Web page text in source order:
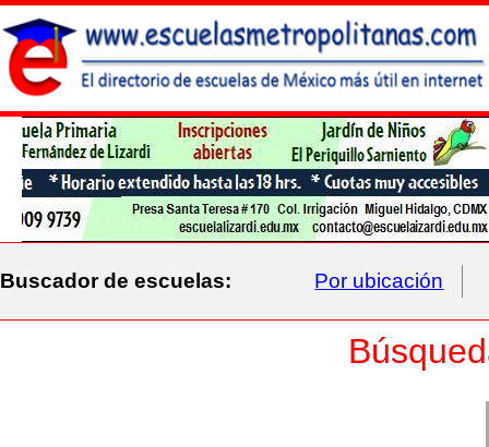
Buscador de escuelas: Por ubicación